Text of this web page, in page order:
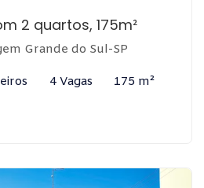
2 quartos, 175m²
Grande do Sul-SP
4 Vagas 175 m²